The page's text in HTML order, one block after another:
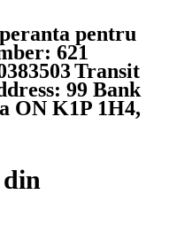
pentru
621
Transit
99 Bank
ON K1P 1H4,
din